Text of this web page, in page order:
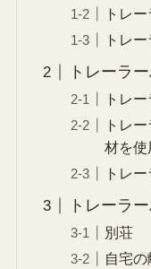
トレ
トレ
トレーラ
トレ
トレ
材を使
トレ
トレーラ
別荘
自宅